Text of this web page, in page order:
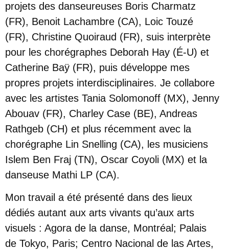
projets des danseureuses Boris Charmatz
(FR), Benoit Lachambre (CA), Loic Touzé
(FR), Christine Quoiraud (FR), suis interprète
pour les chorégraphes Deborah Hay (É-U) et
Catherine Baÿ (FR), puis développe mes
propres projets interdisciplinaires. Je collabore
avec les artistes Tania Solomonoff (MX), Jenny
Abouav (FR), Charley Case (BE), Andreas
Rathgeb (CH) et plus récemment avec la
chorégraphe Lin Snelling (CA), les musiciens
Islem Ben Fraj (TN), Oscar Coyoli (MX) et la
danseuse Mathi LP (CA).
Mon travail a été présenté dans des lieux
dédiés autant aux arts vivants qu’aux arts
visuels : Agora de la danse, Montréal; Palais
de Tokyo, Paris; Centro Nacional de las Artes,